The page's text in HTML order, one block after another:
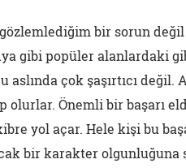
bir sorun
gibi popüler alanlardaki
aslında çok şaşırtıcı
olurlar. Önemli bir başarı
yol açar. Hele kişi bu
bir karakter olgunluğuna